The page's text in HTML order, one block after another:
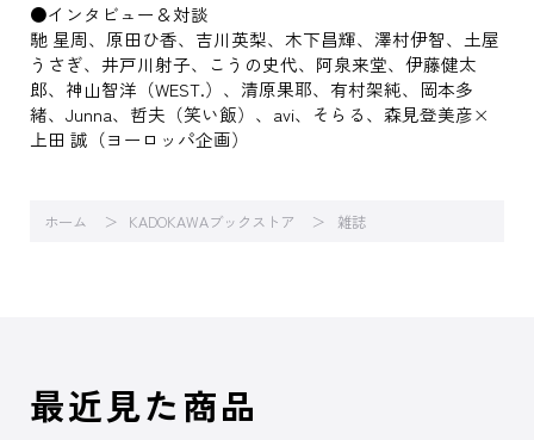
●インタビュー＆対談
馳 星周、原田ひ香、吉川英梨、木下昌輝、澤村伊智、土屋
うさぎ、井戸川射子、こうの史代、阿泉来堂、伊藤健太
郎、神山智洋（WEST.）、清原果耶、有村架純、岡本多
緒、Junna、哲夫（笑い飯）、avi、そらる、森見登美彦×
上田 誠（ヨーロッパ企画）
ホーム KADOKAWAブックストア 雑誌
最近見た商品